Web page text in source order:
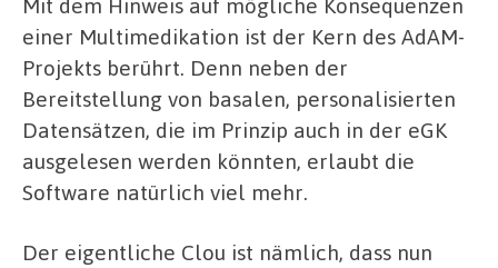
einer Multimedikation ist der Kern des AdAM-
Projekts berührt. Denn neben der
Bereitstellung von basalen, personalisierten
Datensätzen, die im Prinzip auch in der eGK
ausgelesen werden könnten, erlaubt die
Software natürlich viel mehr.
Der eigentliche Clou ist nämlich, dass nun